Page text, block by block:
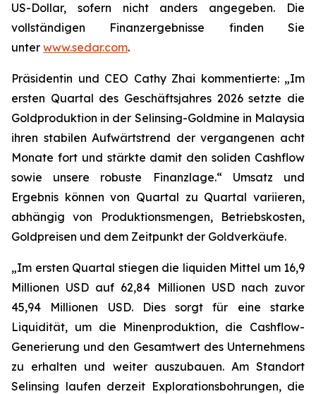
US-Dollar, sofern nicht anders angegeben. Die
vollständigen Finanzergebnisse finden Sie
unter www.sedar.com.
Präsidentin und CEO Cathy Zhai kommentierte: „Im
ersten Quartal des Geschäftsjahres 2026 setzte die
Goldproduktion in der Selinsing-Goldmine in Malaysia
ihren stabilen Aufwärtstrend der vergangenen acht
Monate fort und stärkte damit den soliden Cashflow
sowie unsere robuste Finanzlage.“ Umsatz und
Ergebnis können von Quartal zu Quartal variieren,
abhängig von Produktionsmengen, Betriebskosten,
Goldpreisen und dem Zeitpunkt der Goldverkäufe.
„Im ersten Quartal stiegen die liquiden Mittel um 16,9
Millionen USD auf 62,84 Millionen USD nach zuvor
45,94 Millionen USD. Dies sorgt für eine starke
Liquidität, um die Minenproduktion, die Cashflow-
Generierung und den Gesamtwert des Unternehmens
zu erhalten und weiter auszubauen. Am Standort
Selinsing laufen derzeit Explorationsbohrungen, die